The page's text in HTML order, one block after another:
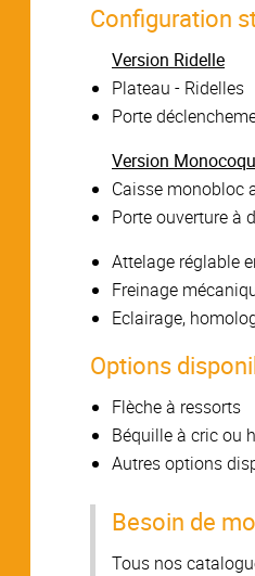
Configuration
Version Ridelle
Plateau - Ridelles
Porte
Version
Caisse monobloc
Porte ouverture à
Attelage réglable
Freinage
Eclairage,
Options
Flèche à ressorts
Béquille à cric ou
Autres options
Besoin de
Tous nos